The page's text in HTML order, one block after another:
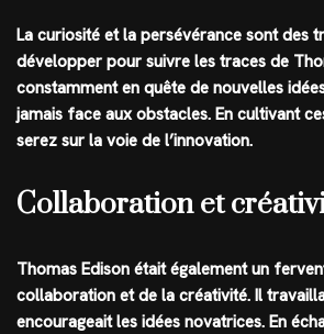
La curiosité et la persévérance sont des
développer pour suivre les traces de
constamment en quête de nouvelles
jamais face aux obstacles. En cultivant
serez sur la voie de l’innovation.
Collaboration et
Thomas Edison était également un
collaboration et de la créativité. Il
encourageait les idées novatrices. En